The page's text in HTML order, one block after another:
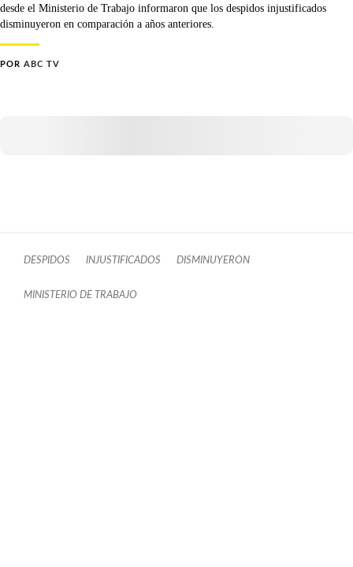
desde el Ministerio de Trabajo informaron que los despidos injustificados
disminuyeron en comparación a años anteriores.
POR ABC TV
DESPIDOS INJUSTIFICADOS DISMINUYERON
MINISTERIO DE TRABAJO